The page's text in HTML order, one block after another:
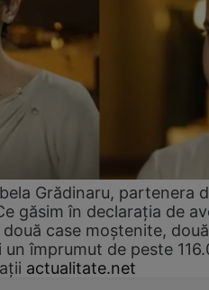
Grădinaru, partenera
găsim în declarația de
case moștenite, două
împrumut de peste
actualitate.net